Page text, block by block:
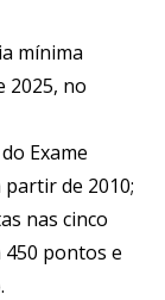
mínima
2025, no
Exame
partir de 2010;
nas cinco
pontos e